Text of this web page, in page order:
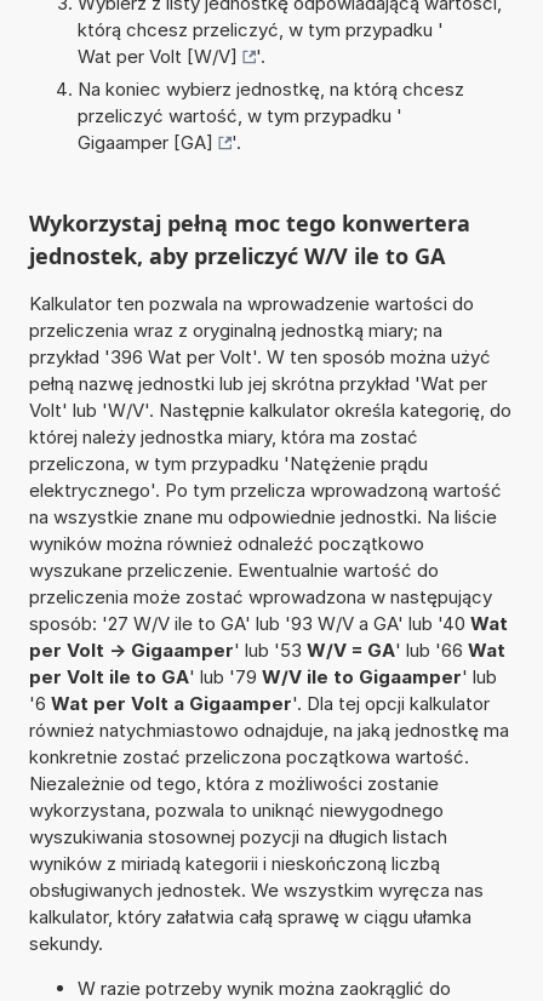
którą chcesz przeliczyć, w tym przypadku '
Wat per Volt [W/V]
'.
Na koniec wybierz jednostkę, na którą chcesz
przeliczyć wartość, w tym przypadku '
Gigaamper [GA]
'.
Wykorzystaj pełną moc tego konwertera
jednostek, aby przeliczyć W/V ile to GA
Kalkulator ten pozwala na wprowadzenie wartości do
przeliczenia wraz z oryginalną jednostką miary; na
przykład '396 Wat per Volt'. W ten sposób można użyć
pełną nazwę jednostki lub jej skrótna przykład 'Wat per
Volt' lub 'W/V'. Następnie kalkulator określa kategorię, do
której należy jednostka miary, która ma zostać
przeliczona, w tym przypadku 'Natężenie prądu
elektrycznego'. Po tym przelicza wprowadzoną wartość
na wszystkie znane mu odpowiednie jednostki. Na liście
wyników można również odnaleźć początkowo
wyszukane przeliczenie. Ewentualnie wartość do
przeliczenia może zostać wprowadzona w następujący
sposób: '27 W/V ile to GA' lub '93 W/V a GA' lub '40 Wat
per Volt -> Gigaamper' lub '53 W/V = GA' lub '66 Wat
per Volt ile to GA' lub '79 W/V ile to Gigaamper' lub
'6 Wat per Volt a Gigaamper'. Dla tej opcji kalkulator
również natychmiastowo odnajduje, na jaką jednostkę ma
konkretnie zostać przeliczona początkowa wartość.
Niezależnie od tego, która z możliwości zostanie
wykorzystana, pozwala to uniknąć niewygodnego
wyszukiwania stosownej pozycji na długich listach
wyników z miriadą kategorii i nieskończoną liczbą
obsługiwanych jednostek. We wszystkim wyręcza nas
kalkulator, który załatwia całą sprawę w ciągu ułamka
sekundy.
W razie potrzeby wynik można zaokrąglić do